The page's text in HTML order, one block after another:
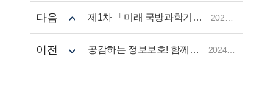
다음 제1차 「미래 국방과학기술 정책협의회」 개최
이전 공감하는 정보보호! 함께하는 디지털 신뢰! 2024.07.15